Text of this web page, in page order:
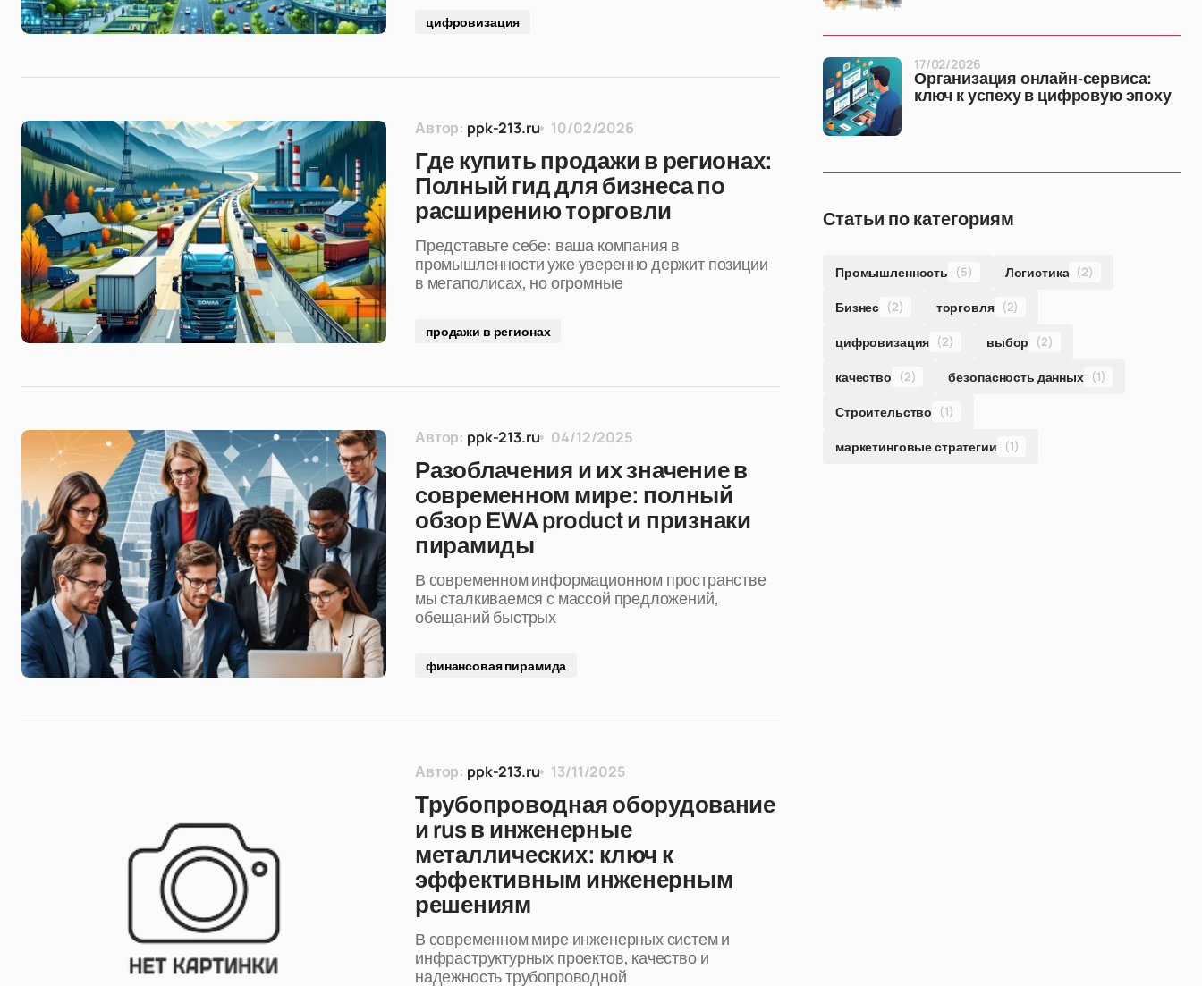
цифровизация
Автор: ppk-213.ru 10/02/2026
Где купить продажи в регионах:
Полный гид для бизнеса по
расширению торговли
Представьте себе: ваша компания в
промышленности уже уверенно держит позиции
в мегаполисах, но огромные
продажи в регионах
Автор: ppk-213.ru 04/12/2025
Разоблачения и их значение в
современном мире: полный
обзор EWA product и признаки
пирамиды
В современном информационном пространстве
мы сталкиваемся с массой предложений,
обещаний быстрых
финансовая пирамида
Автор: ppk-213.ru 13/11/2025
Трубопроводная оборудование
и rus в инженерные
металлических: ключ к
эффективным инженерным
решениям
В современном мире инженерных систем и
инфраструктурных проектов, качество и
надежность трубопроводной
Организация онлайн-сервиса:
ключ к успеху в цифровую эпоху
17/02/2026
Статьи по категориям
Промышленность (5) Логистика (2)
Бизнес (2) торговля (2)
цифровизация (2) выбор (2)
качество (2) безопасность данных (1)
Строительство (1)
маркетинговые стратегии (1)